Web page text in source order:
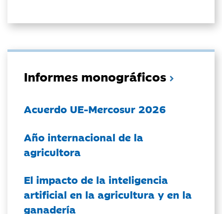
Informes monográficos
Acuerdo UE-Mercosur 2026
Año internacional de la
agricultora
El impacto de la inteligencia
artificial en la agricultura y en la
ganadería